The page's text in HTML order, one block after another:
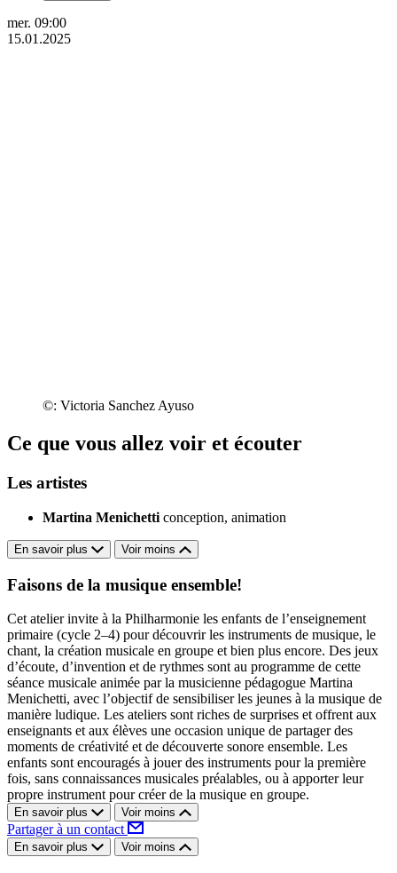
mer. 09:00
15.01.2025
©: Victoria Sanchez Ayuso
Ce que vous allez voir et écouter
Les artistes
Martina Menichetti conception, animation
En savoir plus Voir moins
Faisons de la musique ensemble!
Cet atelier invite à la Philharmonie les enfants de l’enseignement
primaire (cycle 2–4) pour découvrir les instruments de musique, le
chant, la création musicale en groupe et bien plus encore. Des jeux
d’écoute, d’invention et de rythmes sont au programme de cette
séance musicale animée par la musicienne pédagogue Martina
Menichetti, avec l’objectif de sensibiliser les jeunes à la musique de
manière ludique. Les ateliers sont riches de surprises et offrent aux
enseignants et aux élèves une occasion unique de partager des
moments de créativité et de découverte sonore ensemble. Les
enfants sont encouragés à jouer des instruments pour la première
fois, sans connaissances musicales préalables, ou à apporter leur
propre instrument pour créer de la musique en groupe.
En savoir plus Voir moins
Partager à un contact
En savoir plus Voir moins